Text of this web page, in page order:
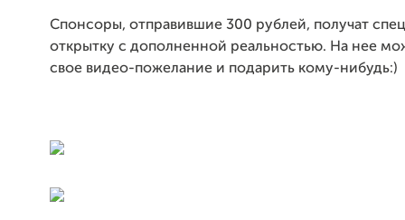
Спонсоры, отправившие 300 рублей, получат
открытку с дополненной реальностью. На нее
свое видео-пожелание и подарить кому-нибудь:)